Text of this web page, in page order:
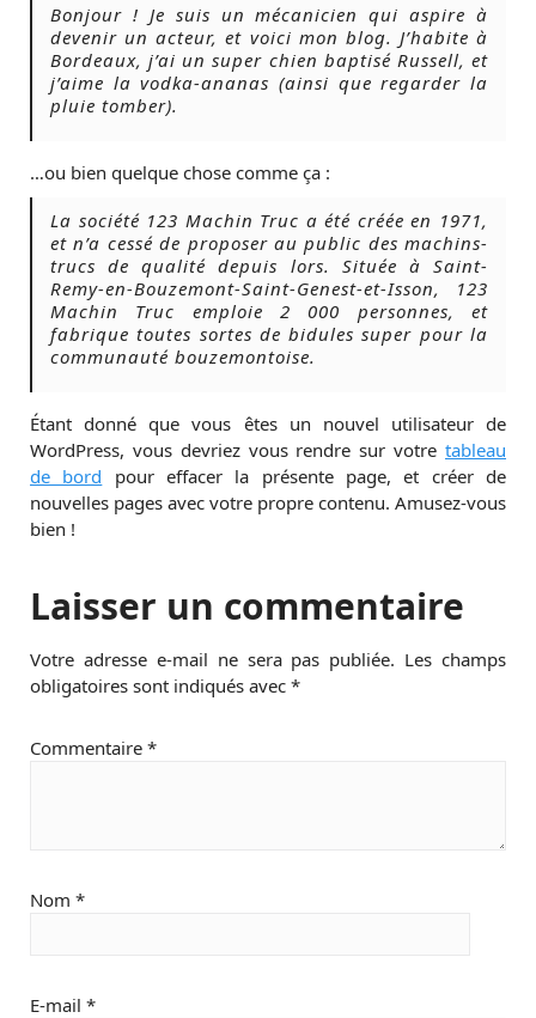
Bonjour ! Je suis un mécanicien qui aspire à
devenir un acteur, et voici mon blog. J’habite à
Bordeaux, j’ai un super chien baptisé Russell, et
j’aime la vodka-ananas (ainsi que regarder la
pluie tomber).
…ou bien quelque chose comme ça :
La société 123 Machin Truc a été créée en 1971,
et n’a cessé de proposer au public des machins-
trucs de qualité depuis lors. Située à Saint-
Remy-en-Bouzemont-Saint-Genest-et-Isson, 123
Machin Truc emploie 2 000 personnes, et
fabrique toutes sortes de bidules super pour la
communauté bouzemontoise.
Étant donné que vous êtes un nouvel utilisateur de
WordPress, vous devriez vous rendre sur votre tableau
de bord pour effacer la présente page, et créer de
nouvelles pages avec votre propre contenu. Amusez-vous
bien !
Laisser un commentaire
Votre adresse e-mail ne sera pas publiée. Les champs
obligatoires sont indiqués avec *
Commentaire *
Nom *
E-mail *